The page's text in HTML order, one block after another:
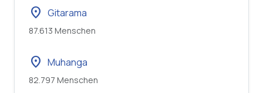
location_on Gitarama
87.613 Menschen
location_on Muhanga
82.797 Menschen